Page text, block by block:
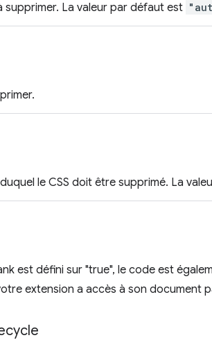
supprimer. La valeur par défaut est
le CSS doit être supprimé. La
est défini sur "true", le code est
extension a accès à son document